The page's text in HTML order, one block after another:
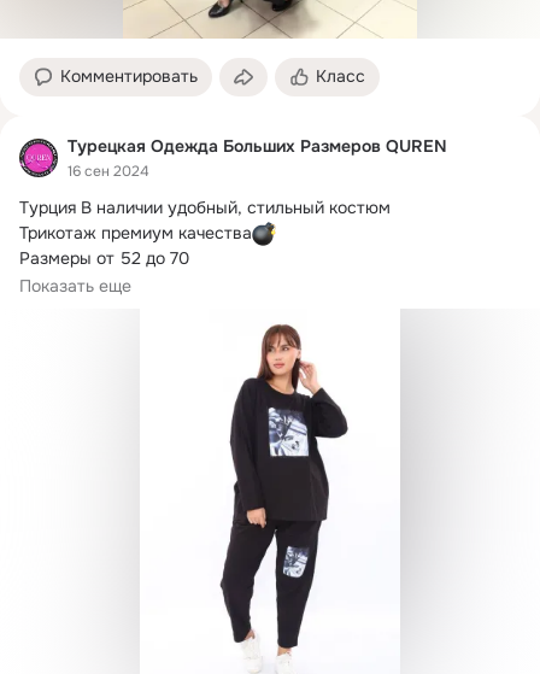
Комментировать Класс
Турецкая Одежда Больших Размеров QUREN
16 сен 2024
Турция В наличии удобный, стильный костюм
Трикотаж премиум качества
Размеры от 52 до 70
7499 руб.
Показать еще